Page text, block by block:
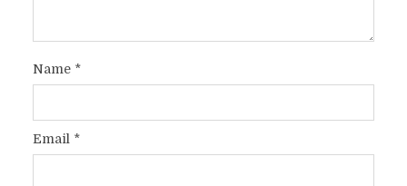
Name*
Email *